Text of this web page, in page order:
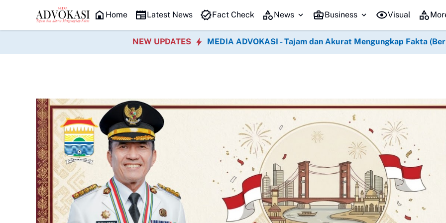
HEADLINE Cegah Karhutla, HSB
Home Latest News Fact Check News Business Visual
NEW UPDATES MEDIA ADVOKASI - Tajam dan Akurat Mengungkap Fakta